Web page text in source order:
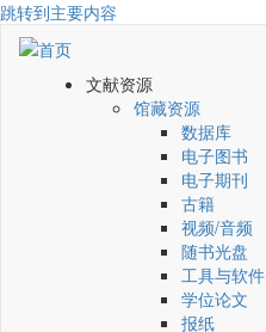
跳转到主要内容
文献资源
馆藏资源
数据库
电子图书
电子期刊
古籍
视频/音频
随书光盘
工具与软件
学位论文
报纸